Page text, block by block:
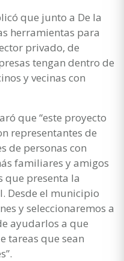
que junto a De la
herramientas para
privado, de
tengan dentro de
y vecinas con
que “este proyecto
representantes de
de personas con
familiares y amigos
presenta la
Desde el municipio
y seleccionaremos a
ayudarlos a que
tareas que sean